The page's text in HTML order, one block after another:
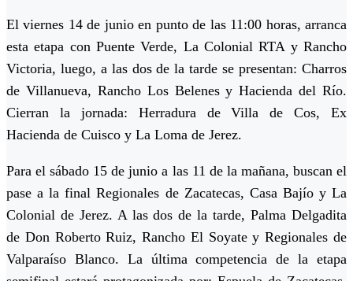
El viernes 14 de junio en punto de las 11:00 horas, arranca
esta etapa con Puente Verde, La Colonial RTA y Rancho
Victoria, luego, a las dos de la tarde se presentan: Charros
de Villanueva, Rancho Los Belenes y Hacienda del Río.
Cierran la jornada: Herradura de Villa de Cos, Ex
Hacienda de Cuisco y La Loma de Jerez.
Para el sábado 15 de junio a las 11 de la mañana, buscan el
pase a la final Regionales de Zacatecas, Casa Bajío y La
Colonial de Jerez. A las dos de la tarde, Palma Delgadita
de Don Roberto Ruiz, Rancho El Soyate y Regionales de
Valparaíso Blanco. La última competencia de la etapa